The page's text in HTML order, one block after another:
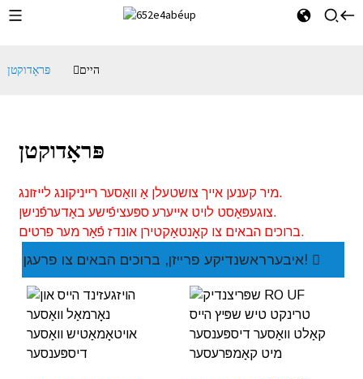
היים פּראָדוקטן
פּראָדוקטן
מיר קענען אייך צושטעלן אַ וואַסער רייניקונג לייזונג.
צוגעפּאַסט לויט אייערע ספּעציפֿישע באַדערפֿנישן.
ברוכים הבאים צו קאָנטאַקטירן אונדז פֿאַר מער פרטים.
איבערראשנדיקע פרייזן, ברוכים הבאים צו פרעגן!